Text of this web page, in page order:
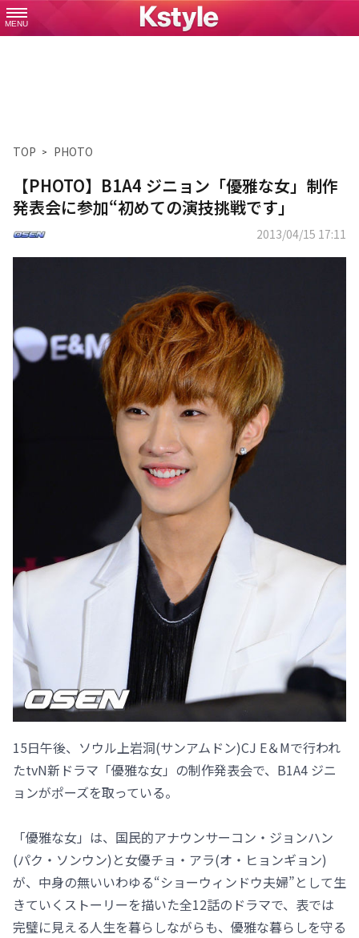
MENU
TOP PHOTO
【PHOTO】B1A4 ジニョン「優雅な女」制作
発表会に参加“初めての演技挑戦です」
2013/04/15 17:11
15日午後、ソウル上岩洞(サンアムドン)CJ E＆Mで行われ
たtvN新ドラマ「優雅な女」の制作発表会で、B1A4 ジニ
ョンがポーズを取っている。
「優雅な女」は、国民的アナウンサーコン・ジョンハン
(パク・ソンウン)と女優チョ・アラ(オ・ヒョンギョン)
が、中身の無いいわゆる“ショーウィンドウ夫婦”として生
きていくストーリーを描いた全12話のドラマで、表では
完璧に見える人生を暮らしながらも、優雅な暮らしを守る